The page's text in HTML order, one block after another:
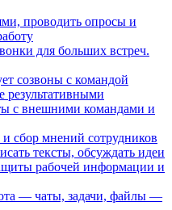
проводить опросы и
для больших встреч.
созвоны с командой
результативными
с внешними командами и
сбор мнений сотрудников
тексты, обсуждать идеи
рабочей информации и
— чаты, задачи, файлы —